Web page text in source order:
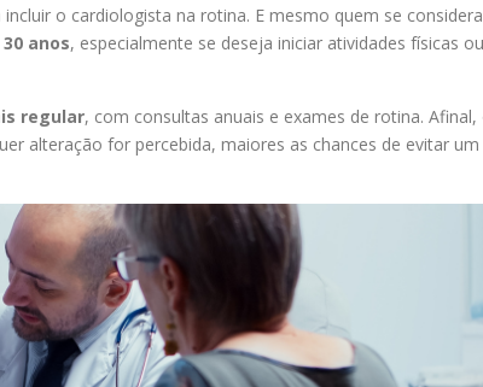
o cardiologista na rotina. E mesmo quem se considera
anos, especialmente se deseja iniciar atividades físicas ou
regular, com consultas anuais e exames de rotina. Afinal,
alteração for percebida, maiores as chances de evitar um